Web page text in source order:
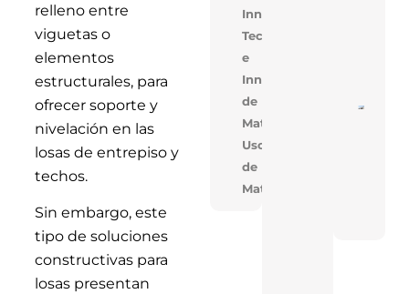
relleno entre
viguetas o
elementos
estructurales, para
ofrecer soporte y
nivelación en las
losas de entrepiso y
techos.
Sin embargo, este
tipo de soluciones
constructivas para
losas presentan
Innovación
Tecnologia
e
Innovacion,Uso
de
Materiales
Uso
de
Materiales